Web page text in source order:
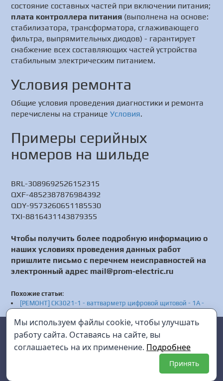
состояние составных частей при включении питания;
плата контроллера питания (выполнена на основе:
стабилизатора, трансформатора, сглаживающего
фильтра, выпрямительных диодов) - гарантирует
снабжение всех составляющих частей устройства
стабильным электрическим питанием.
Условия ремонта
Общие условия проведения диагностики и ремонта
перечислены на страницеУсловия.
Примеры серийных
номеров на шильде
BRL-3089692526152315
QXF-4852387876984392
QDY-9573260651185530
TXI-8816431143879355
Чтобы получить более подробную информацию о
наших условиях проведения данных работ
пришлите письмо с перечнем неисправностей на
электронный адрес mail@prom-electric.ru
Похожие статьи:
[РЕМОНТ] СК3021-1 - ваттварметр цифровой щитовой - 1А -
[РЕМОНТ] DSOX3034T - осциллограф цифровой 4-х канальный
с полосой пропускания 350 МГц - Диагностика DSOX3034T -
Ремонт DSOX3034T
Prom Electric г. Санкт-Петербург
mail@prom-electric.ru +7 (812) 952-38-45
Мы используем файлы cookie, чтобы улучшать
работу сайта. Оставаясь на сайте, вы
соглашаетесь на их применение. Подробнее
Принять